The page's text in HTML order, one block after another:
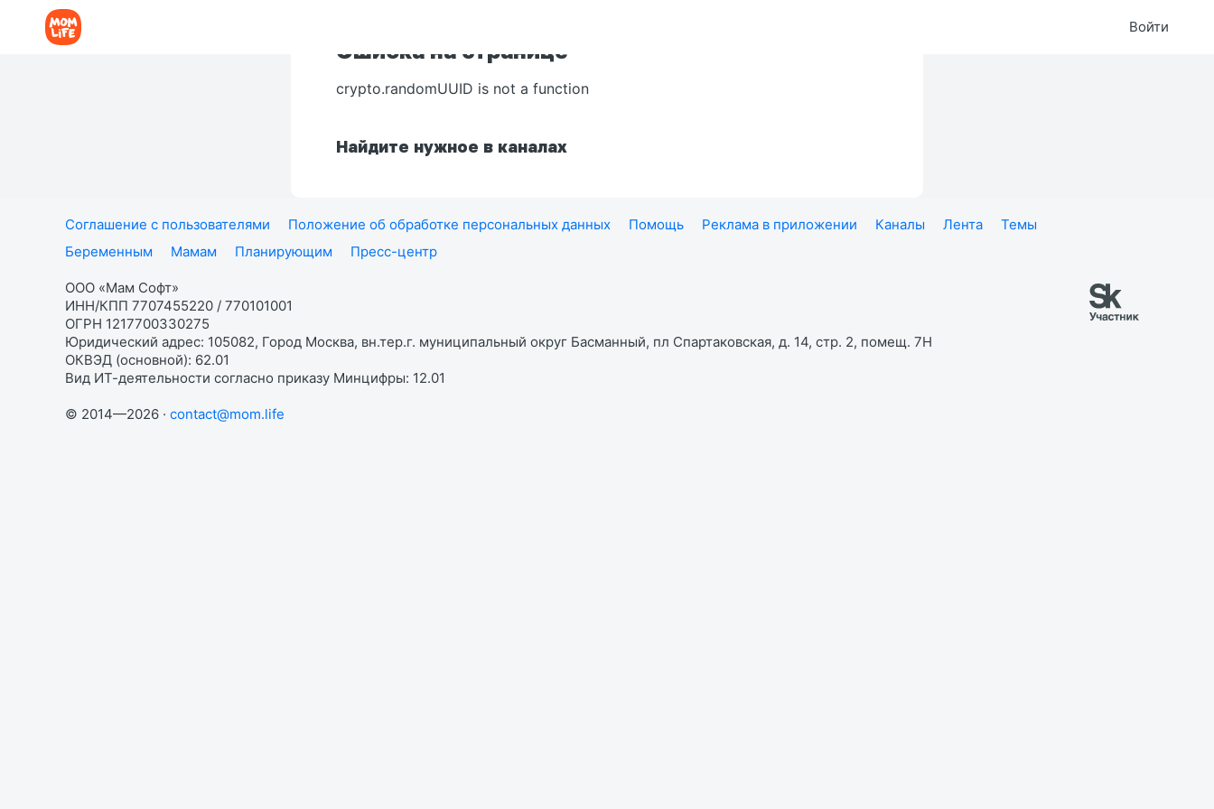
Войти
Ошибка на странице
crypto.randomUUID is not a function
Найдите нужное в каналах
Соглашение с пользователями Положение об обработке персональных данных Помощь Реклама в приложении Каналы Лента
Темы
Беременным
Мамам Планирующим Пресс-центр
ООО «Мам Софт»
ИНН/КПП 7707455220 / 770101001
ОГРН 1217700330275
Юридический адрес: 105082, Город Москва, вн.тер.г. муниципальный округ Басманный, пл Спартаковская, д. 14, стр. 2, помещ. 7Н
ОКВЭД (основной): 62.01
Вид ИТ-деятельности согласно приказу Минцифры: 12.01
© 2014—2026 · contact@mom.life